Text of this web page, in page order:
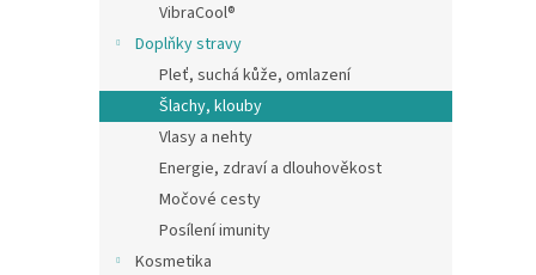
VibraCool®
Doplňky stravy
Pleť, suchá kůže, omlazení
Šlachy, klouby
Vlasy a nehty
Energie, zdraví a dlouhověkost
Močové cesty
Posílení imunity
Kosmetika